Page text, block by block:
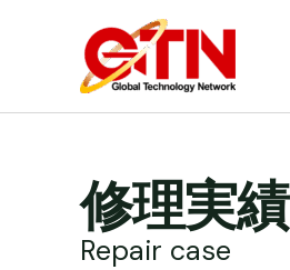
修理実績
Repair case